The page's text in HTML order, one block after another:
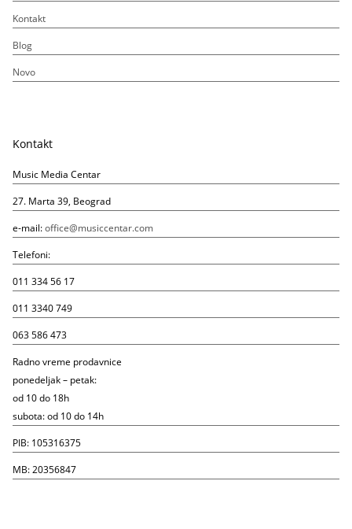
Kontakt
Blog
Novo
Kontakt
Music Media Centar
27. Marta 39, Beograd
e-mail:office@musiccentar.com
Telefoni:
011 334 56 17
011 3340 749
063 586 473
Radno vreme prodavnice
ponedeljak – petak:
od 10 do 18h
subota: od 10 do 14h
PIB: 105316375
MB: 20356847